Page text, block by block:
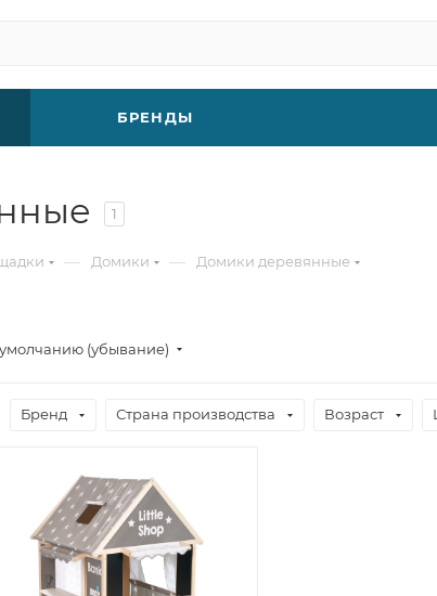
БРЕНДЫ
1
— Домики — Домики деревянные
(убывание)
Бренд Страна производства Возраст